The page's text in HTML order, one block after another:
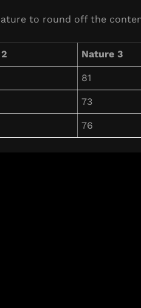
to round off the
Nature 3
81
73
76